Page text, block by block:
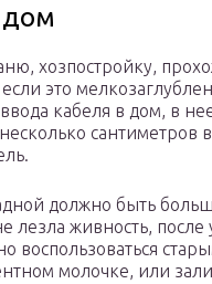
дом
хозпостройку,
это
кабеля в дом, в
сантиметров
должно быть
лезла живность,
воспользоваться
молочке, или